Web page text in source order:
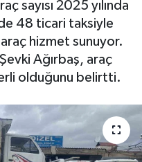
sayısı 2025 yılında
48 ticari taksiyle
hizmet sunuyor.
Ağırbaş, araç
olduğunu belirtti.